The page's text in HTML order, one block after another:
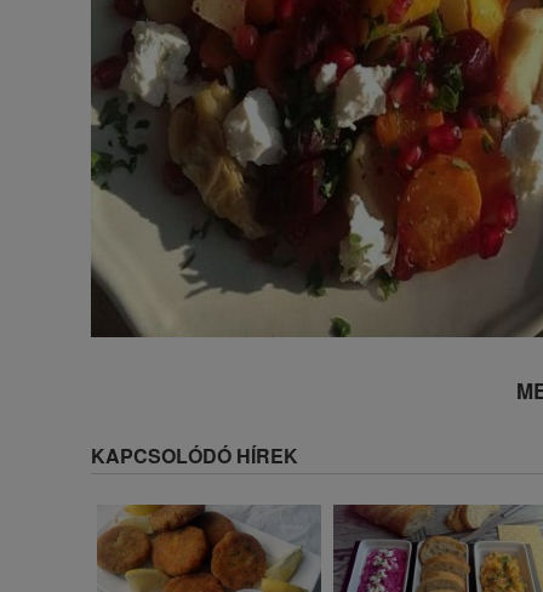
KAPCSOLÓDÓ HÍREK